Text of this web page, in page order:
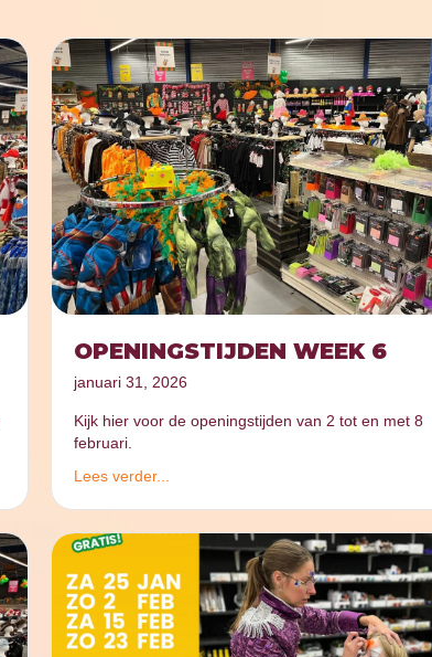
OPENINGSTIJDEN WEEK 6
januari 31, 2026
Kijk hier voor de openingstijden van 2 tot en met 8
februari.
Lees verder...